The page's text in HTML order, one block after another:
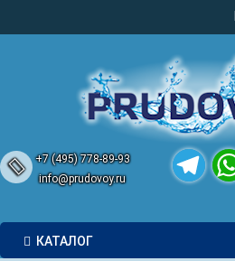
+7 (495) 778-89-93
info@prudovoy.ru
КАТАЛОГ